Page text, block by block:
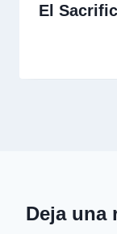
El
Deja una